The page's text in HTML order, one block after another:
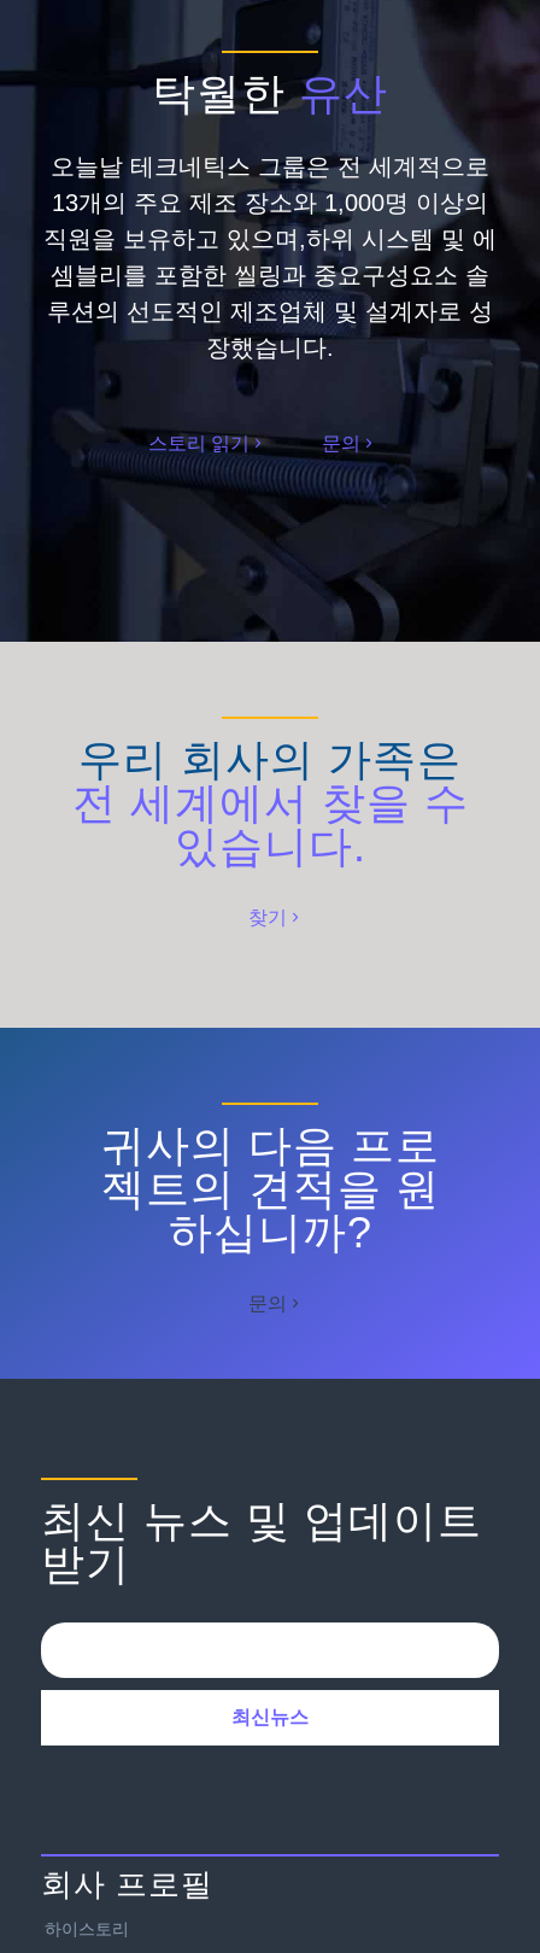
탁월한유산
오늘날 테크네틱스 그룹은 전 세계적으로
13개의 주요 제조 장소와 1,000명 이상의
직원을 보유하고 있으며,하위 시스템 및 에
셈블리를 포함한 씰링과 중요구성요소 솔
루션의 선도적인 제조업체 및 설계자로 성
장했습니다.
스토리 읽기 문의
우리 회사의 가족은
전 세계에서 찾을 수
있습니다.
찾기
귀사의 다음 프로
젝트의 견적을 원
하십니까?
문의
최신 뉴스 및 업데이트
받기
회사 프로필
하이스토리